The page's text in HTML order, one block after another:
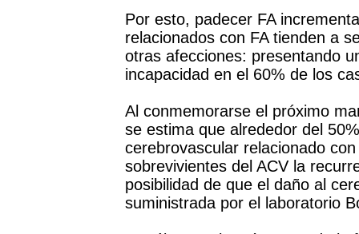
Por esto, padecer FA
relacionados con FA tienden a
otras afecciones: presentando
incapacidad en el 60% de los
Al conmemorarse el próximo
se estima que alrededor del
cerebrovascular relacionado
sobrevivientes del ACV la
posibilidad de que el daño al
suministrada por el laboratorio